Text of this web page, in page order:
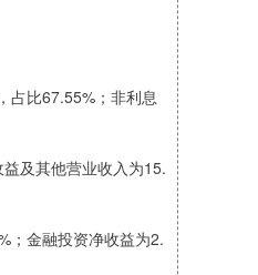
比67.55%；非利息
及其他营业收入为15.
金融投资净收益为2.